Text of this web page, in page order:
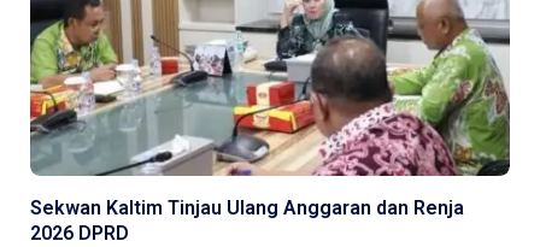
Sekwan Kaltim Tinjau Ulang Anggaran dan Renja
2026 DPRD